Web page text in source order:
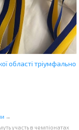
області тріумфально
→
участь в чемпіонатах